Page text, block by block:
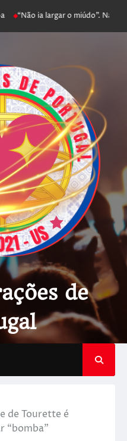
“Não ia largar o miúdo”. Nadador-
de
de Tourette é
“bomba”